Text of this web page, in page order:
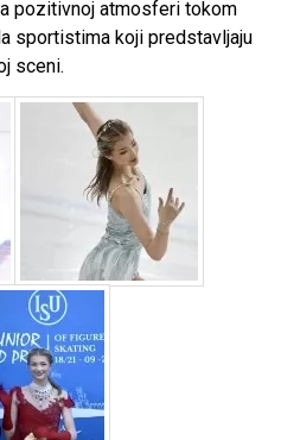
pozitivnoj atmosferi tokom
sportistima koji predstavljaju
sceni.